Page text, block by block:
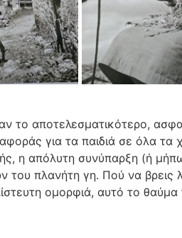
το αποτελεσματικότερο,
για τα παιδιά σε όλα τα
η απόλυτη συνύπαρξη (ή
του πλανήτη γη. Πού να βρεις
ομορφιά, αυτό το